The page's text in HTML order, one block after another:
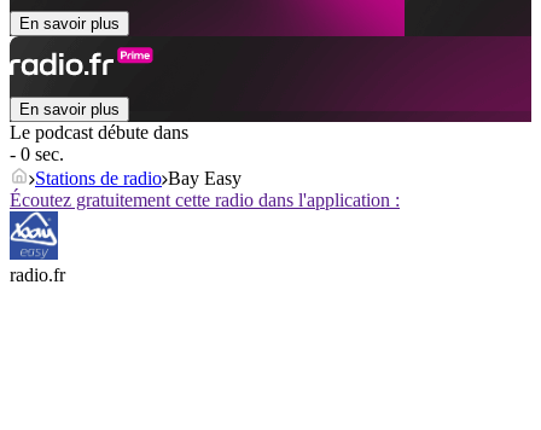
En savoir plus
En savoir plus
Le podcast débute dans
- 0 sec.
Stations de radio Bay Easy
Écoutez gratuitement cette radio dans l'application :
radio.fr